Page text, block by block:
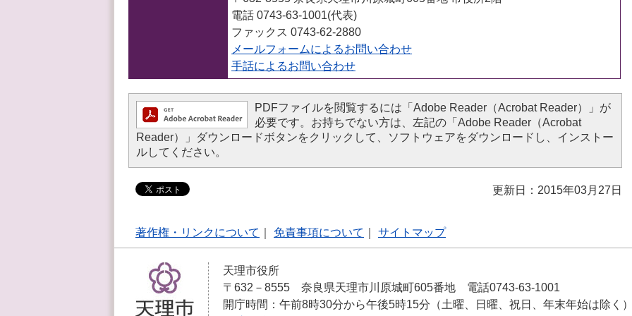
電話 0743-63-1001(代表)
ファックス 0743-62-2880
メールフォームによるお問い合わせ
手話によるお問い合わせ
PDFファイルを閲覧するには「Adobe Reader（Acrobat Reader）」が
必要です。お持ちでない方は、左記の「Adobe Reader（Acrobat
Reader）」ダウンロードボタンをクリックして、ソフトウェアをダウンロードし、インストー
ルしてください。
更新日：2015年03月27日
著作権・リンクについて 免責事項について サイトマップ
天理市役所
〒632－8555 奈良県天理市川原城町605番地 電話0743-63-1001
開庁時間：午前8時30分から午後5時15分（土曜、日曜、祝日、年末年始は除く